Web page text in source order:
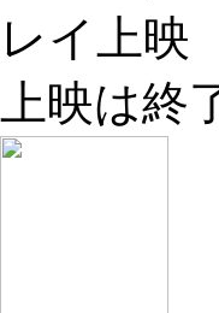
レイ上映
上映は終